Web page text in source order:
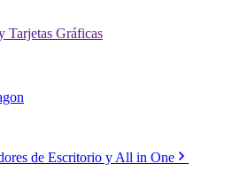
Tarjetas Gráficas
de Escritorio y All in One